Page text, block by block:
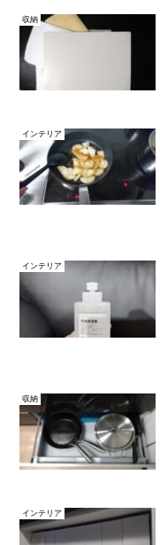
収納
インテリア
インテリア
収納
インテリア